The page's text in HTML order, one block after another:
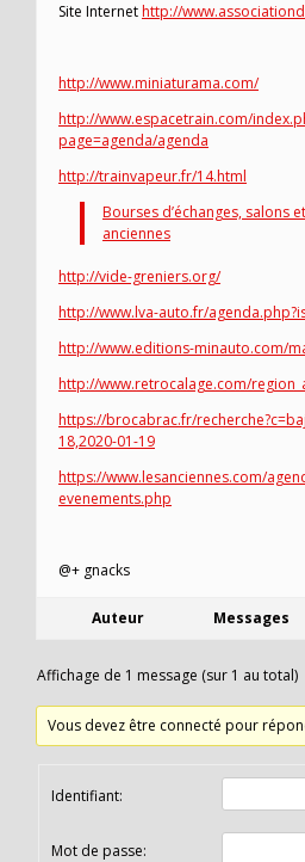
Site Internethttp://
http://www.miniaturama.com/
http://www.espacetrain.com/
page=agenda/agenda
http://trainvapeur.fr/14.html
Bourses d’échanges, salons
anciennes
http://vide-greniers.org/
http://www.lva-auto.fr/
http://www.editions-minauto.com/
http://www.retrocalage.com/
https://brocabrac.fr/
18,2020-01-19
https://www.lesanciennes.com/
evenements.php
@+ gnacks
Auteur Messages
Affichage de 1 message (sur 1 au total)
Vous devez être connecté pour
Identifiant:
Mot de passe: